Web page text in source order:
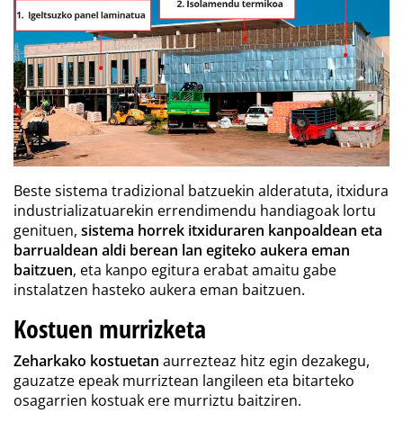
Beste sistema tradizional batzuekin alderatuta, itxidura
industrializatuarekin errendimendu handiagoak lortu
genituen, sistema horrek itxiduraren kanpoaldean eta
barrualdean aldi berean lan egiteko aukera eman
baitzuen, eta kanpo egitura erabat amaitu gabe
instalatzen hasteko aukera eman baitzuen.
Kostuen murrizketa
Zeharkako kostuetan aurrezteaz hitz egin dezakegu,
gauzatze epeak murriztean langileen eta bitarteko
osagarrien kostuak ere murriztu baitziren.